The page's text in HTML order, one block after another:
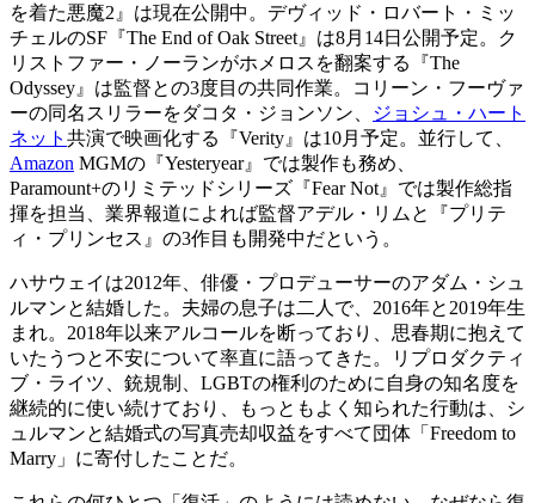
を着た悪魔2』は現在公開中。デヴィッド・ロバート・ミッ
チェルのSF『The End of Oak Street』は8月14日公開予定。ク
リストファー・ノーランがホメロスを翻案する『The
Odyssey』は監督との3度目の共同作業。コリーン・フーヴァ
ーの同名スリラーをダコタ・ジョンソン、
ジョシュ・ハート
ネット 共演で映画化する『Verity』は10月予定。並行して、
Amazon MGMの『Yesteryear』では製作も務め、
Paramount+のリミテッドシリーズ『Fear Not』では製作総指
揮を担当、業界報道によれば監督アデル・リムと『プリテ
ィ・プリンセス』の3作目も開発中だという。
ハサウェイは2012年、俳優・プロデューサーのアダム・シュ
ルマンと結婚した。夫婦の息子は二人で、2016年と2019年生
まれ。2018年以来アルコールを断っており、思春期に抱えて
いたうつと不安について率直に語ってきた。リプロダクティ
ブ・ライツ、銃規制、LGBTの権利のために自身の知名度を
継続的に使い続けており、もっともよく知られた行動は、シ
ュルマンと結婚式の写真売却収益をすべて団体「Freedom to
Marry」に寄付したことだ。